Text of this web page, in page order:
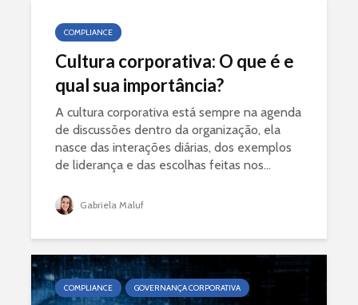
COMPLIANCE
Cultura corporativa: O que é e
qual sua importância?
A cultura corporativa está sempre na agenda
de discussões dentro da organização, ela
nasce das interações diárias, dos exemplos
de liderança e das escolhas feitas nos...
Gabriela Maluf
COMPLIANCE GOVERNANÇA CORPORATIVA